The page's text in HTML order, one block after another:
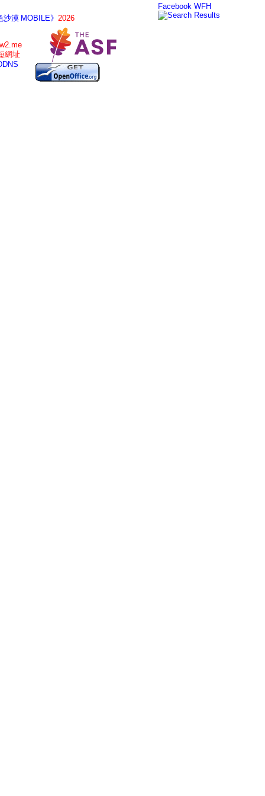
沙漠 MOBILE》 2026
網址
Facebook WFH